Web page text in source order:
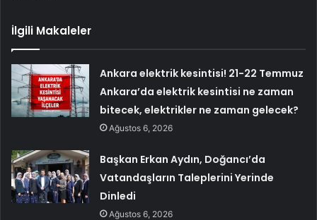
İlgili Makaleler
Ankara elektrik kesintisi! 21-22 Temmuz
Ankara’da elektrik kesintisi ne zaman
bitecek, elektrikler ne zaman gelecek?
Ağustos 6, 2026
Başkan Erkan Aydın, Doğancı’da
Vatandaşların Taleplerini Yerinde
Dinledi
Ağustos 6, 2026